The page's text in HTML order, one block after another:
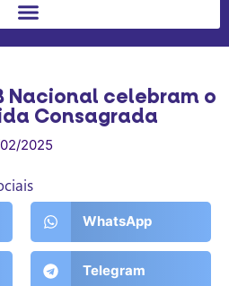
Nacional celebram o
Consagrada
2025
WhatsApp
Telegram